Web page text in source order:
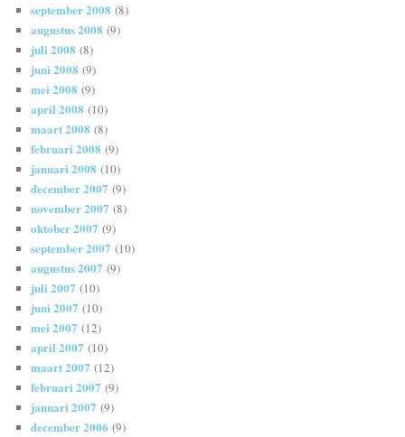
september 2008 (8)
augustus 2008 (9)
juli 2008 (8)
juni 2008 (9)
mei 2008 (9)
april 2008 (10)
maart 2008 (8)
februari 2008 (9)
januari 2008 (10)
december 2007 (9)
november 2007 (8)
oktober 2007 (9)
september 2007 (10)
augustus 2007 (9)
juli 2007 (10)
juni 2007 (10)
mei 2007 (12)
april 2007 (10)
maart 2007 (12)
februari 2007 (9)
januari 2007 (9)
december 2006 (9)